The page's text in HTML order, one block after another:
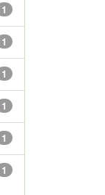
1
1
1
1
1
1